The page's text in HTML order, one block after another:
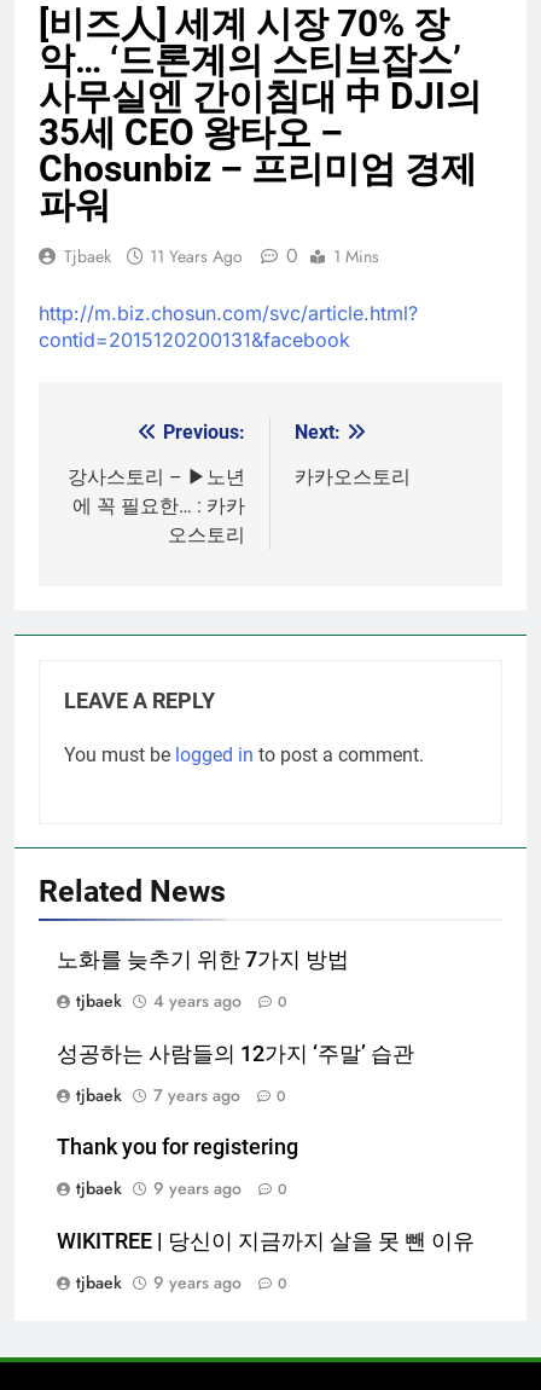
[비즈人] 세계 시장 70% 장
악… ‘드론계의 스티브잡스’
사무실엔 간이침대 中 DJI의
35세 CEO 왕타오 –
Chosunbiz – 프리미엄 경제
파워
Tjbaek 11 Years Ago 0 1 Mins
http://m.biz.chosun.com/svc/article.html?
contid=2015120200131&facebook
navigation
Previous:
강사스토리 – ▶노년
에 꼭 필요한… : 카카
오스토리
Next:
카카오스토리
LEAVE A REPLY
You must be logged in to post a comment.
Related News
노화를 늦추기 위한 7가지 방법
tjbaek
4 years ago 0
성공하는 사람들의 12가지 ‘주말’ 습관
tjbaek
7 years ago 0
Thank you for registering
tjbaek
9 years ago 0
WIKITREE | 당신이 지금까지 살을 못 뺀 이유
tjbaek
9 years ago 0